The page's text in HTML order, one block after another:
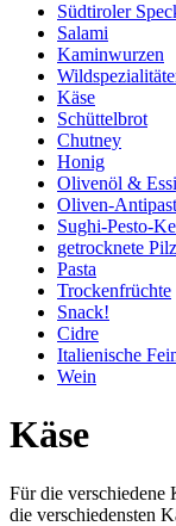
Südtiroler
Salami
Kaminwurzen
Käse
Schüttelbrot
Chutney
Honig
Olivenöl &
Oliven-
Sughi-Pesto-
getrocknete
Pasta
Trockenfrüchte
Snack!
Cidre
Italienische
Wein
Käse
Für die verschiedene
die verschiedensten